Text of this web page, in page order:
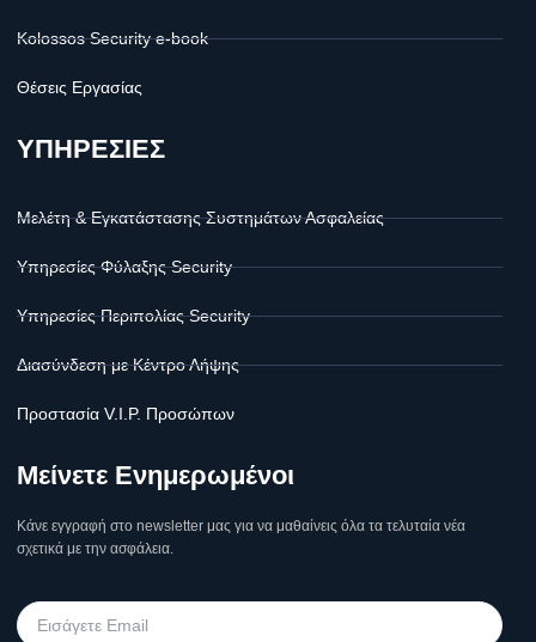
Kolossos Security e-book
Θέσεις Εργασίας
ΥΠΗΡΕΣΙΕΣ
Μελέτη & Εγκατάστασης Συστημάτων Ασφαλείας
Υπηρεσίες Φύλαξης Security
Υπηρεσίες Περιπολίας Security
Διασύνδεση με Κέντρο Λήψης
Προστασία V.I.P. Προσώπων
Μείνετε Ενημερωμένοι
Κάνε εγγραφή στο newsletter μας για να μαθαίνεις όλα τα τελυταία νέα
σχετικά με την ασφάλεια.